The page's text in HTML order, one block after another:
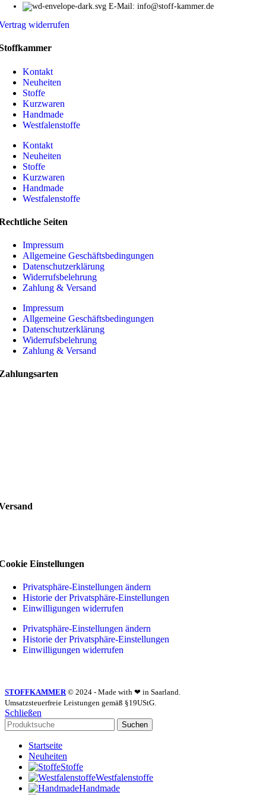
E-Mail: info@stoff-kammer.de
widerrufen
Kontakt
Neuheiten
Stoffe
Kurzwaren
Handmade
Westfalenstoffe
Kontakt
Neuheiten
Stoffe
Kurzwaren
Handmade
Westfalenstoffe
Seiten
Impressum
Allgemeine Geschäftsbedingungen
Datenschutzerklärung
Widerrufsbelehrung
Zahlung & Versand
Impressum
Allgemeine Geschäftsbedingungen
Datenschutzerklärung
Widerrufsbelehrung
Zahlung & Versand
Einstellungen
Privatsphäre-Einstellungen ändern
Historie der Privatsphäre-Einstellungen
Einwilligungen widerrufen
Privatsphäre-Einstellungen ändern
Historie der Privatsphäre-Einstellungen
Einwilligungen widerrufen
STOFFKAMMER © 2024 - Made with ❤ in Saarland.
Umsatzsteuerfreie Leistungen gemäß §19UStG.
Schließen
Suchen
Startseite
Neuheiten
Stoffe
Westfalenstoffe
Handmade